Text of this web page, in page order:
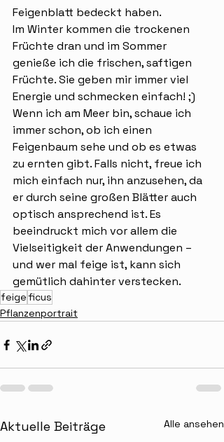
Feigenblatt bedeckt haben.
Im Winter kommen die trockenen
Früchte dran und im Sommer
genieße ich die frischen, saftigen
Früchte. Sie geben mir immer viel
Energie und schmecken einfach! ;)
Wenn ich am Meer bin, schaue ich
immer schon, ob ich einen
Feigenbaum sehe und ob es etwas
zu ernten gibt. Falls nicht, freue ich
mich einfach nur, ihn anzusehen, da
er durch seine großen Blätter auch
optisch ansprechend ist. Es
beeindruckt mich vor allem die
Vielseitigkeit der Anwendungen –
und wer mal feige ist, kann sich
gemütlich dahinter verstecken.
feigeficus
Pflanzenportrait
Aktuelle Beiträge Alle ansehen